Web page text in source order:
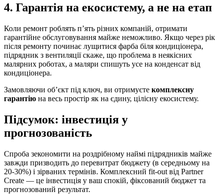
4. Гарантія на екосистему, а не на етап
Коли ремонт роблять п’ять різних компаній, отримати
гарантійне обслуговування майже неможливо. Якщо через рік
після ремонту починає лущитися фарба біля кондиціонера,
підрядник з вентиляції скаже, що проблема в неякісних
малярних роботах, а маляри спишуть усе на конденсат від
кондиціонера.
Замовляючи об’єкт під ключ, ви отримуєте комплексну
гарантію на весь простір як на єдину, цілісну екосистему.
Підсумок: інвестиція у
прогнозованість
Спроба зекономити на роздрібному наймі підрядників майже
завжди призводить до перевитрат бюджету (в середньому на
20-30%) і зірваних термінів. Комплексний fit-out від Partner
Create — це інвестиція у ваш спокій, фіксований бюджет та
прогнозований результат.